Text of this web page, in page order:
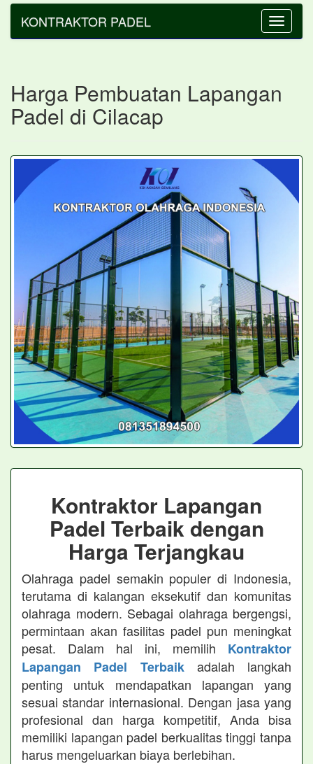
Toggle
KONTRAKTOR PADEL
Harga Pembuatan Lapangan
Padel di Cilacap
Kontraktor Lapangan
Padel Terbaik dengan
Harga Terjangkau
Olahraga padel semakin populer di Indonesia,
terutama di kalangan eksekutif dan komunitas
olahraga modern. Sebagai olahraga bergengsi,
permintaan akan fasilitas padel pun meningkat
pesat. Dalam hal ini, memilih Kontraktor
Lapangan Padel Terbaikadalah langkah
penting untuk mendapatkan lapangan yang
sesuai standar internasional. Dengan jasa yang
profesional dan harga kompetitif, Anda bisa
memiliki lapangan padel berkualitas tinggi tanpa
harus mengeluarkan biaya berlebihan.